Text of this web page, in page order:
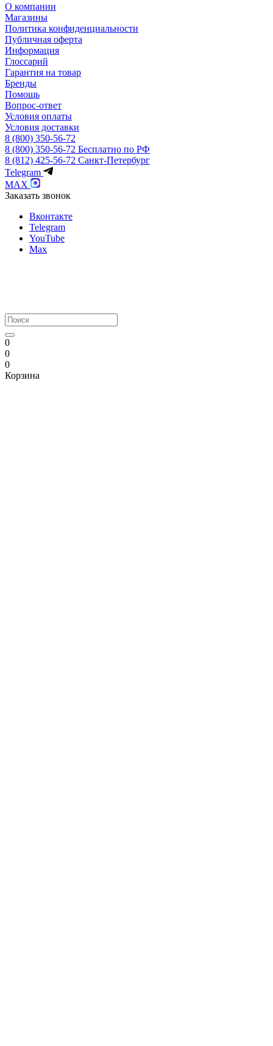
О компании
Магазины
Политика конфиденциальности
Публичная оферта
Информация
Глоссарий
Гарантия на товар
Бренды
Помощь
Вопрос-ответ
Условия оплаты
Условия доставки
8 (800) 350-56-72
8 (800) 350-56-72 Бесплатно по РФ
8 (812) 425-56-72 Санкт-Петербург
Telegram
MAX
Заказать звонок
Вконтакте
Telegram
YouTube
Max
0
0
0
Корзина